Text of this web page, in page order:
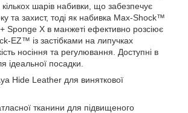
шарів набивки, що забезпечує
та захист, тоді як набивка Max-Shock™
Sponge X в манжеті ефективно розсіює
EZ™ із застібками на липучках
носіння та регулювання. Доступні в
ідеальної посадки.
Hide Leather для виняткової
тканини для підвищеного